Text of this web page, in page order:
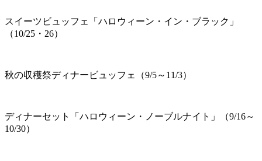
スイーツビュッフェ「ハロウィーン・イン・ブラック」
（10/25・26）
秋の収穫祭ディナービュッフェ（9/5～11/3）
ディナーセット「ハロウィーン・ノーブルナイト」（9/16～
10/30）